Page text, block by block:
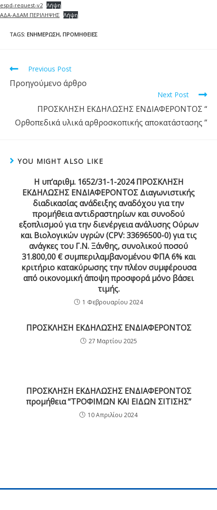
espd-request-v2 Λήψη
ΑΔΑ-ΑΔΑΜ ΠΕΡΙΛΗΨΗΣ Λήψη
TAGS: ΕΝΗΜΈΡΩΣΗ, ΠΡΟΜΉΘΕΙΕΣ
Previous Post
Προηγούμενο άρθρο
Next Post
ΠΡΟΣΚΛΗΣΗ ΕΚΔΗΛΩΣΗΣ ΕΝΔΙΑΦΕΡΟΝΤΟΣ “
Ορθοπεδικά υλικά αρθροσκοπικής αποκατάστασης ”
YOU MIGHT ALSO LIKE
Η υπ’αριθμ. 1652/31-1-2024 ΠΡΟΣΚΛΗΣΗ
ΕΚΔΗΛΩΣΗΣ ΕΝΔΙΑΦΕΡΟΝΤΟΣ Διαγωνιστικής
διαδικασίας ανάδειξης αναδόχου για την
προμήθεια αντιδραστηρίων και συνοδού
εξοπλισμού για την διενέργεια ανάλυσης Ούρων
και Βιολογικών υγρών (CPV: 33696500-0) για τις
ανάγκες του Γ.Ν. Ξάνθης, συνολικού ποσού
31.800,00 € συμπεριλαμβανομένου ΦΠΑ 6% και
κριτήριο κατακύρωσης την πλέον συμφέρουσα
από οικονομική άποψη προσφορά μόνο βάσει
τιμής.
1 Φεβρουαρίου 2024
ΠΡΟΣΚΛΗΣΗ ΕΚΔΗΛΩΣΗΣ ΕΝΔΙΑΦΕΡΟΝΤΟΣ
27 Μαρτίου 2025
ΠΡΟΣΚΛΗΣΗ ΕΚΔΗΛΩΣΗΣ ΕΝΔΙΑΦΕΡΟΝΤΟΣ
προμήθεια “ΤΡΟΦΙΜΩΝ ΚΑΙ ΕΙΔΩΝ ΣΙΤΙΣΗΣ”
10 Απριλίου 2024